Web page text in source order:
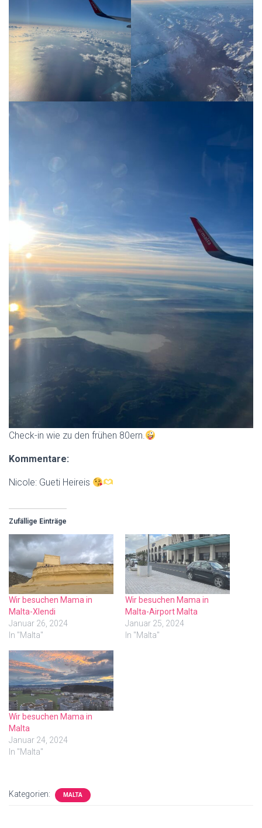
Check-in wie zu den frühen 80ern.
Kommentare:
Nicole: Gueti Heireis
Zufällige Einträge
Wir besuchen Mama in
Malta-Xlendi
Januar 26, 2024
In "Malta"
Wir besuchen Mama in
Malta-Airport Malta
Januar 25, 2024
In "Malta"
Wir besuchen Mama in
Malta
Januar 24, 2024
In "Malta"
Kategorien: MALTA